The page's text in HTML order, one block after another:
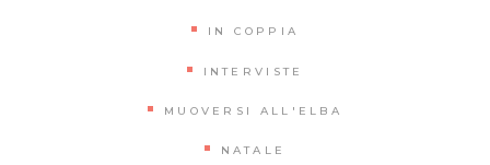
IN COPPIA
INTERVISTE
MUOVERSI ALL'ELBA
NATALE